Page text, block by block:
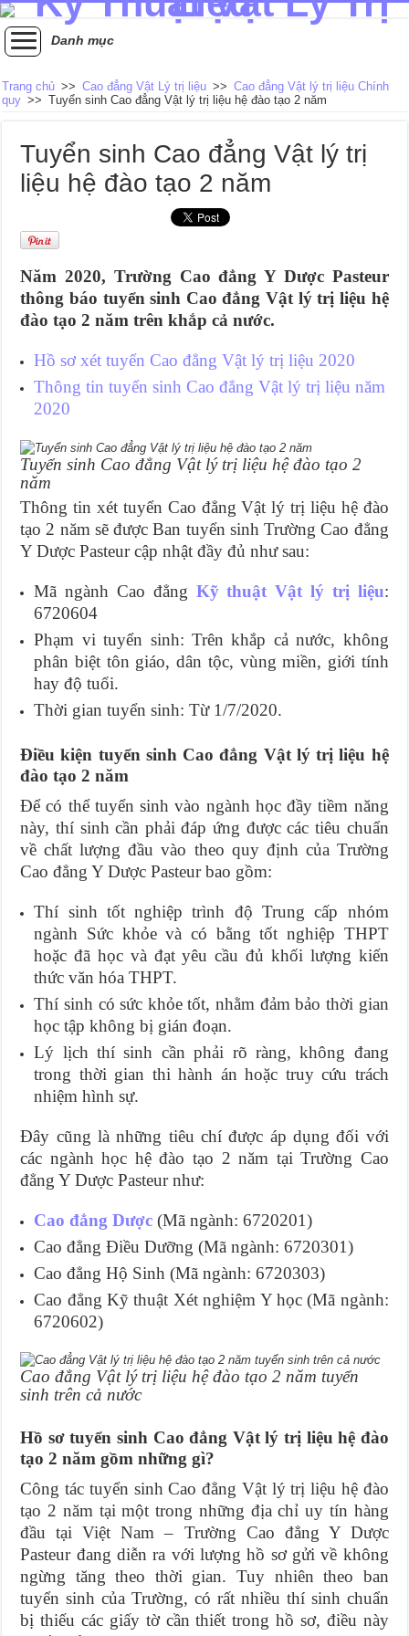
Danh mục
Trang chủ >> Cao đẳng Vật Lý trị liệu >> Cao đẳng Vật lý trị liệu Chính
quy >> Tuyển sinh Cao đẳng Vật lý trị liệu hệ đào tạo 2 năm
Tuyển sinh Cao đẳng Vật lý trị
liệu hệ đào tạo 2 năm
Năm 2020, Trường Cao đẳng Y Dược Pasteur
thông báo tuyển sinh Cao đẳng Vật lý trị liệu hệ
đào tạo 2 năm trên khắp cả nước.
Hồ sơ xét tuyển Cao đẳng Vật lý trị liệu 2020
Thông tin tuyển sinh Cao đẳng Vật lý trị liệu năm
2020
Tuyển sinh Cao đẳng Vật lý trị liệu hệ đào tạo 2
năm
Thông tin xét tuyển Cao đẳng Vật lý trị liệu hệ đào
tạo 2 năm sẽ được Ban tuyển sinh Trường Cao đẳng
Y Dược Pasteur cập nhật đầy đủ như sau:
Mã ngành Cao đẳng Kỹ thuật Vật lý trị liệu:
6720604
Phạm vi tuyển sinh: Trên khắp cả nước, không
phân biệt tôn giáo, dân tộc, vùng miền, giới tính
hay độ tuổi.
Thời gian tuyển sinh: Từ 1/7/2020.
Điều kiện tuyển sinh Cao đẳng Vật lý trị liệu hệ
đào tạo 2 năm
Để có thể tuyển sinh vào ngành học đầy tiềm năng
này, thí sinh cần phải đáp ứng được các tiêu chuẩn
về chất lượng đầu vào theo quy định của Trường
Cao đẳng Y Dược Pasteur bao gồm:
Thí sinh tốt nghiệp trình độ Trung cấp nhóm
ngành Sức khỏe và có bằng tốt nghiệp THPT
hoặc đã học và đạt yêu cầu đủ khối lượng kiến
thức văn hóa THPT.
Thí sinh có sức khỏe tốt, nhằm đảm bảo thời gian
học tập không bị gián đoạn.
Lý lịch thí sinh cần phải rõ ràng, không đang
trong thời gian thi hành án hoặc truy cứu trách
nhiệm hình sự.
Đây cũng là những tiêu chí được áp dụng đối với
các ngành học hệ đào tạo 2 năm tại Trường Cao
đẳng Y Dược Pasteur như:
Cao đẳng Dược (Mã ngành: 6720201)
Cao đẳng Điều Dưỡng (Mã ngành: 6720301)
Cao đẳng Hộ Sinh (Mã ngành: 6720303)
Cao đẳng Kỹ thuật Xét nghiệm Y học (Mã ngành:
6720602)
Cao đẳng Vật lý trị liệu hệ đào tạo 2 năm tuyển
sinh trên cả nước
Hồ sơ tuyển sinh Cao đẳng Vật lý trị liệu hệ đào
tạo 2 năm gồm những gì?
Công tác tuyển sinh Cao đẳng Vật lý trị liệu hệ đào
tạo 2 năm tại một trong những địa chỉ uy tín hàng
đầu tại Việt Nam – Trường Cao đẳng Y Dược
Pasteur đang diễn ra với lượng hồ sơ gửi về không
ngừng tăng theo thời gian. Tuy nhiên theo ban
tuyển sinh của Trường, có rất nhiều thí sinh chuẩn
bị thiếu các giấy tờ cần thiết trong hồ sơ, điều này